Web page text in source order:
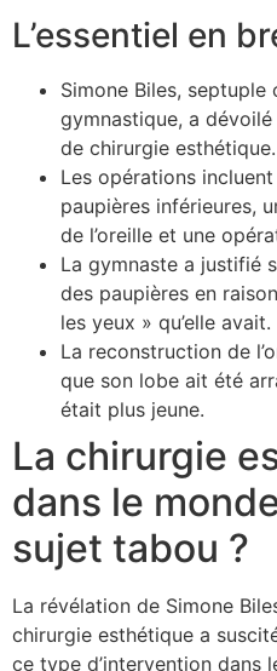
L’essentiel en
Simone Biles,
gymnastique, a
de chirurgie esthétique.
Les opérations
paupières inférieures,
de l’oreille et une
La gymnaste a justifié
des paupières en
les yeux » qu’elle avait.
La reconstruction de
que son lobe ait été
était plus jeune.
La chirurgie
dans le
sujet tabou ?
La révélation de Simone
chirurgie esthétique a
ce type d’intervention dans